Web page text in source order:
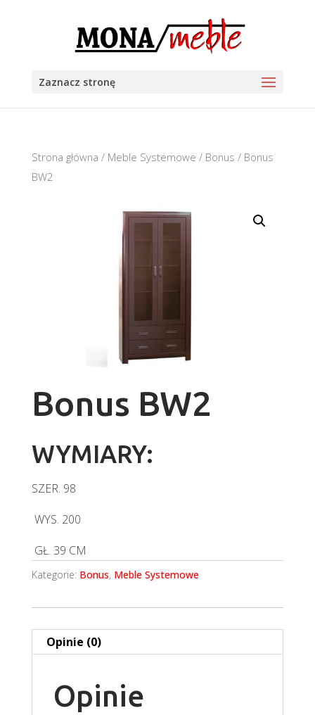
Zaznacz stronę
Strona główna / Meble Systemowe / Bonus / Bonus
BW2
Bonus BW2
WYMIARY:
SZER. 98
WYS. 200
GŁ. 39 CM
Kategorie: Bonus, Meble Systemowe
Opinie (0)
Opinie